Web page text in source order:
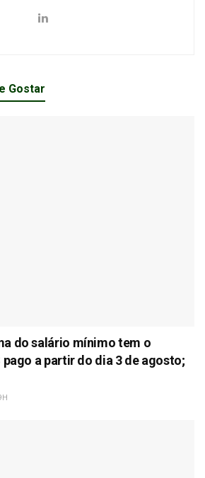
Gostar
do salário mínimo tem o
a partir do dia 3 de agosto;